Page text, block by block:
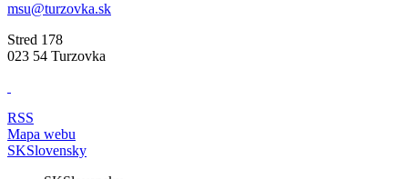
msu@turzovka.sk
Stred 178
023 54 Turzovka
RSS
Mapa webu
SKSlovensky